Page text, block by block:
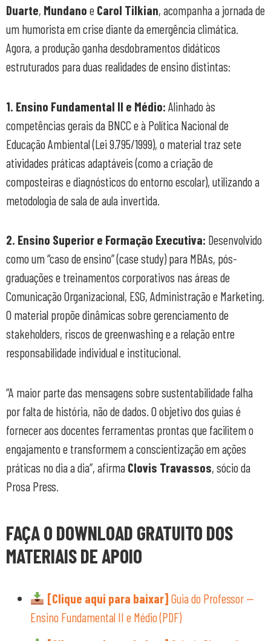
Duarte, Mundano e Carol Tilkian, acompanha a jornada de
um humorista em crise diante da emergência climática.
Agora, a produção ganha desdobramentos didáticos
estruturados para duas realidades de ensino distintas:
1. Ensino Fundamental II e Médio: Alinhado às
competências gerais da BNCC e à Política Nacional de
Educação Ambiental (Lei 9.795/1999), o material traz sete
atividades práticas adaptáveis (como a criação de
composteiras e diagnósticos do entorno escolar), utilizando a
metodologia de sala de aula invertida.
2. Ensino Superior e Formação Executiva: Desenvolvido
como um “caso de ensino” (case study) para MBAs, pós-
graduações e treinamentos corporativos nas áreas de
Comunicação Organizacional, ESG, Administração e Marketing.
O material propõe dinâmicas sobre gerenciamento de
stakeholders, riscos de greenwashing e a relação entre
responsabilidade individual e institucional.
“A maior parte das mensagens sobre sustentabilidade falha
por falta de história, não de dados. O objetivo dos guias é
fornecer aos docentes ferramentas prontas que facilitem o
engajamento e transformem a conscientização em ações
práticas no dia a dia”, afirma Clovis Travassos, sócio da
Prosa Press.
FAÇA O DOWNLOAD GRATUITO DOS
MATERIAIS DE APOIO
[Clique aqui para baixar] Guia do Professor —
Ensino Fundamental II e Médio (PDF)